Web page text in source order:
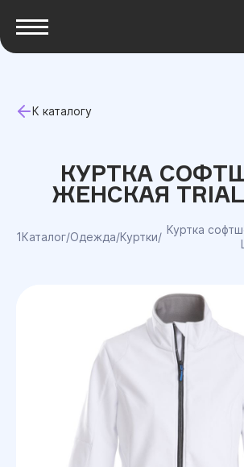
К каталогу
КУРТКА
ЖЕНСКАЯ TRIAL
1Каталог/Одежда/Куртки/
Куртка